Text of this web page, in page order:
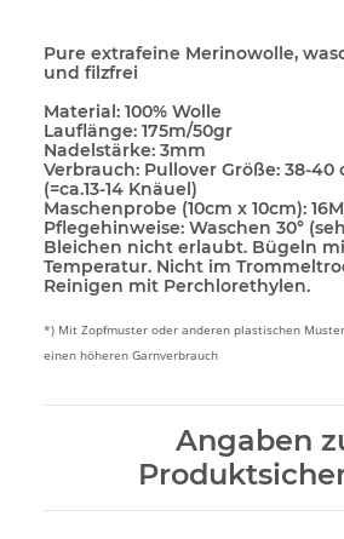
Pure extrafeine Merinowolle,
und filzfrei
Material: 100% Wolle
Lauflänge: 175m/50gr
Nadelstärke: 3mm
Verbrauch: Pullover Größe: 38-40
(=ca.13-14 Knäuel)
Maschenprobe (10cm x 10cm):
Pflegehinweise: Waschen 30°
Bleichen nicht erlaubt. Bügeln
Temperatur. Nicht im
Reinigen mit Perchlorethylen.
*) Mit Zopfmuster oder anderen plastischen
einen höheren Garnverbrauch
Angaben